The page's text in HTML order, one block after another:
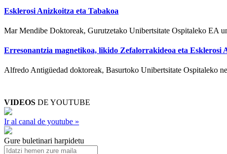
Esklerosi Anizkoitza eta Tabakoa
Mar Mendibe Doktoreak, Gurutzetako Unibertsitate Ospitaleko EA
Erresonantzia magnetikoa, likido Zefalorrakideoa eta Esklerosi
Alfredo Antigüedad doktoreak, Basurtoko Unibertsitate Ospitaleko
VIDEOS DE YOUTUBE
Ir al canal de youtube »
Gure buletinari harpidetu